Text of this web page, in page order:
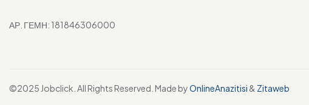
ΑΡ. ΓΕΜΗ: 181846306000
©2025 Jobclick. All Rights Reserved. Made byOnlineAnazitisi & Zitaweb